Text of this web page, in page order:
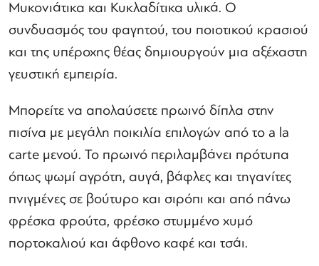
Μυκονιάτικα και Κυκλαδίτικα υλικά. Ο
συνδυασμός του φαγητού, του ποιοτικού κρασιού
και της υπέροχης θέας δημιουργούν μια αξέχαστη
γευστική εμπειρία.
Μπορείτε να απολαύσετε πρωινό δίπλα στην
πισίνα με μεγάλη ποικιλία επιλογών από το a la
carte μενού. Το πρωινό περιλαμβάνει πρότυπα
όπως ψωμί αγρότη, αυγά, βάφλες και τηγανίτες
πνιγμένες σε βούτυρο και σιρόπι και από πάνω
φρέσκα φρούτα, φρέσκο ​​στυμμένο χυμό
πορτοκαλιού και άφθονο καφέ και τσάι.